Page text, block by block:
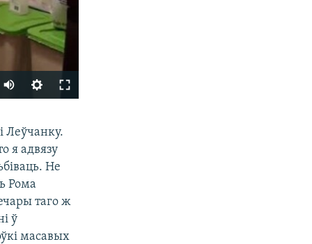
Леўчанку.
я адвязу
Не
Рома
таго ж
ў
масавых